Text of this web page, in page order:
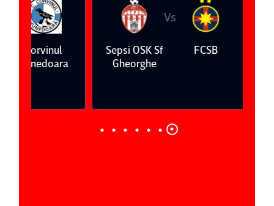
Sepsi OSK Sf
Gheorghe
FCSB UTA Arad